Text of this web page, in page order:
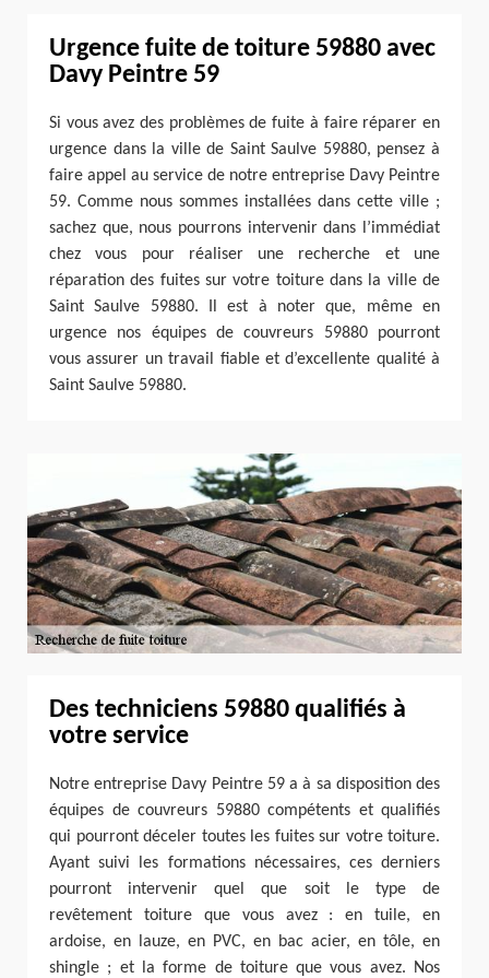
Urgence fuite de toiture 59880 avec
Davy Peintre 59
Si vous avez des problèmes de fuite à faire réparer en
urgence dans la ville de Saint Saulve 59880, pensez à
faire appel au service de notre entreprise Davy Peintre
59. Comme nous sommes installées dans cette ville ;
sachez que, nous pourrons intervenir dans l’immédiat
chez vous pour réaliser une recherche et une
réparation des fuites sur votre toiture dans la ville de
Saint Saulve 59880. Il est à noter que, même en
urgence nos équipes de couvreurs 59880 pourront
vous assurer un travail fiable et d’excellente qualité à
Saint Saulve 59880.
Des techniciens 59880 qualifiés à
votre service
Notre entreprise Davy Peintre 59 a à sa disposition des
équipes de couvreurs 59880 compétents et qualifiés
qui pourront déceler toutes les fuites sur votre toiture.
Ayant suivi les formations nécessaires, ces derniers
pourront intervenir quel que soit le type de
revêtement toiture que vous avez : en tuile, en
ardoise, en lauze, en PVC, en bac acier, en tôle, en
shingle ; et la forme de toiture que vous avez. Nos